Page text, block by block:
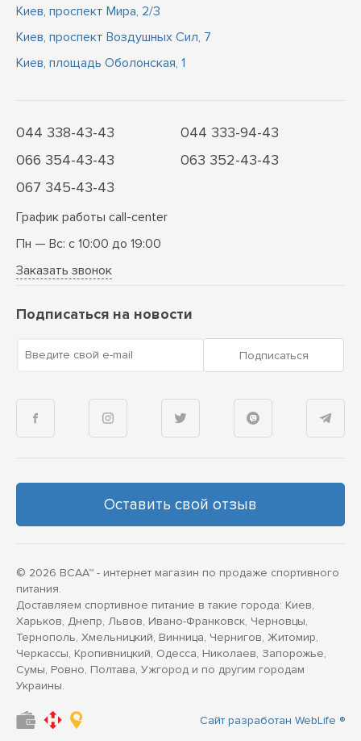
Киев, проспект Мира, 2/3
Киев, проспект Воздушных Сил, 7
Киев, площадь Оболонская, 1
044 338-43-43
044 333-94-43
066 354-43-43
063 352-43-43
067 345-43-43
График работы call-center
Пн — Вс: с 10:00 до 19:00
Заказать звонок
Подписаться на новости
Введите свой e-mail Подписаться
Оставить свой отзыв
© 2026 BCAA™ - интернет магазин по продаже спортивного
питания.
Доставляем спортивное питание в такие города: Киев,
Харьков, Днепр, Львов, Ивано-Франковск, Черновцы,
Тернополь, Хмельницкий, Винница, Чернигов, Житомир,
Черкассы, Кропивницкий, Одесса, Николаев, Запорожье,
Сумы, Ровно, Полтава, Ужгород и по другим городам
Украины.
Сайт разработан WebLife ®